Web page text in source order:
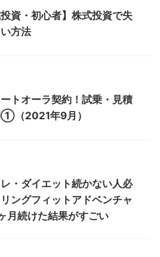
投資・初心者】株式投資で失
方法
トオーラ契約！試乗・見積
①（2021年9月）
レ・ダイエット続かない人必
ングフィットアドベンチャ
月続けた結果がすごい